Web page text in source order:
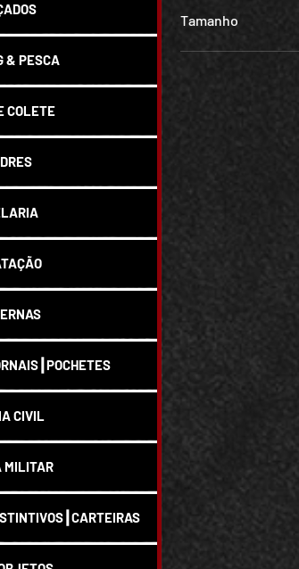
Tamanho
36
& PESCA
COLETE
CIVIL
MILITAR